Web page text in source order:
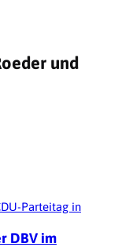
und
Parteitag in
DBV im